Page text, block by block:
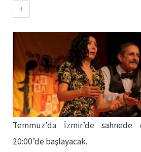
+
Temmuz’da İzmir’de
20:00’de başlayacak.